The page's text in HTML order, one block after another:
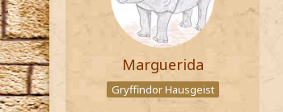
Marguerida
Gryffindor Hausgeist